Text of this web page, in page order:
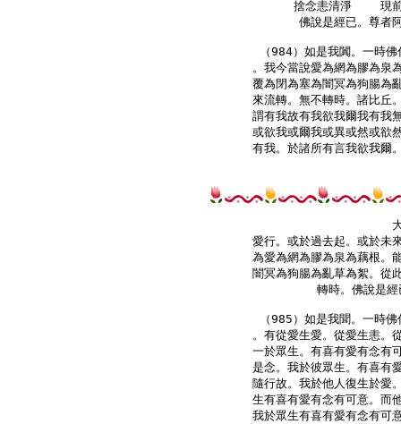
捨念恚清淨    現
佛說是經已。尊者
（984）如是我闐。一時
。我今當說愛為網為膠為泉
覆為閉為塞為闇冥為狗腸為
來流轉。無不轉時。諸比丘
謂有我故有我欲我爾我有我
或欲我或爾我或異或然或欲
有我。於諸所有言我欲我爾
愛行。或於過去起。或於未
為愛為網為膠為泉為藕根。
闇冥為狗腸為亂草為絮。從
轉時。佛說是
（985）如是我聞。一時
。有從愛生愛。從愛生恚。
一於眾生。有喜有愛有念有
是念。我於彼眾生。有喜有
隨行故。我於他人復生於愛
生有喜有愛有念有可意。而
我於眾生有喜有愛有念有可